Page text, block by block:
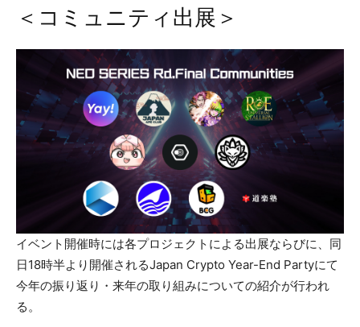
＜コミュニティ出展＞
イベント開催時には各プロジェクトによる出展ならびに、同
日18時半より開催されるJapan Crypto Year-End Partyにて
今年の振り返り・来年の取り組みについての紹介が行われ
る。